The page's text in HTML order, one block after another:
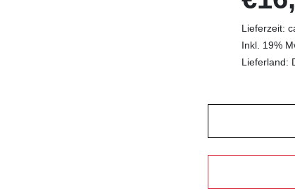
Lieferzeit:
Inkl. 19%
Lieferland: